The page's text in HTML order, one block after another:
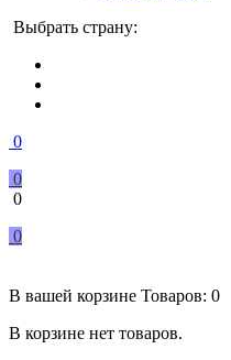
Выбрать страну:
0
0
0
0
В вашей корзине Товаров: 0
В корзине нет товаров.